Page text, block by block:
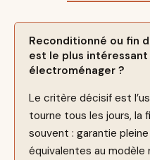
Reconditionné ou fin
est le plus intéressant
électroménager ?
Le critère décisif est
tourne tous les jours, la
souvent : garantie
équivalentes au